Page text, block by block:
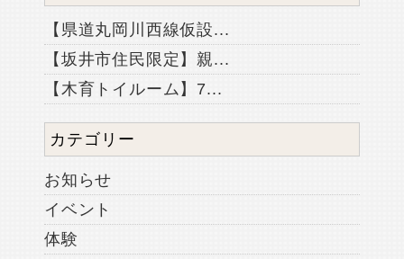
【県道丸岡川西線仮設...
【坂井市住民限定】親...
【木育トイルーム】7...
カテゴリー
お知らせ
イベント
体験